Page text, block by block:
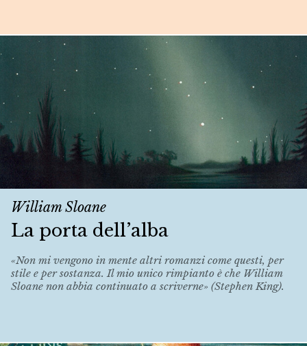
William Sloane
La porta dell’alba
«Non mi vengono in mente altri romanzi come questi, per
stile e per sostanza. Il mio unico rimpianto è che William
Sloane non abbia continuato a scriverne» (Stephen King).